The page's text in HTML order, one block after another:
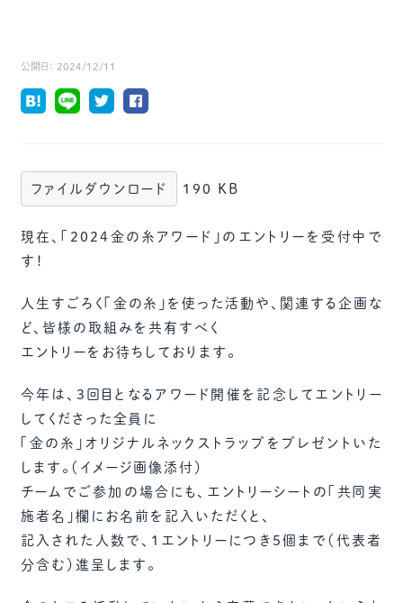
公開日： 2024/12/11
ファイルダウンロード 190 KB
現在、「2024金の糸アワード」のエントリーを受付中で
す！
人生すごろく「金の糸」を使った活動や、関連する企画な
ど、皆様の取組みを共有すべく
エントリーをお待ちしております。
今年は、3回目となるアワード開催を記念してエントリー
してくださった全員に
「金の糸」オリジナルネックストラップをプレゼントいた
します。（イメージ画像添付）
チームでご参加の場合にも、エントリーシートの「共同実
施者名」欄にお名前を記入いただくと、
記入された人数で、1エントリーにつき5個まで（代表者
分含む）進呈します。